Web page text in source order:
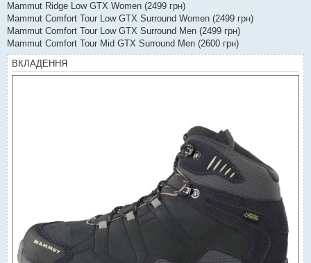
Mammut Ridge Low GTX Women (2499 грн)
Mammut Comfort Tour Low GTX Surround Women (2499 грн)
Mammut Comfort Tour Low GTX Surround Men (2499 грн)
Mammut Comfort Tour Mid GTX Surround Men (2600 грн)
ВКЛАДЕННЯ